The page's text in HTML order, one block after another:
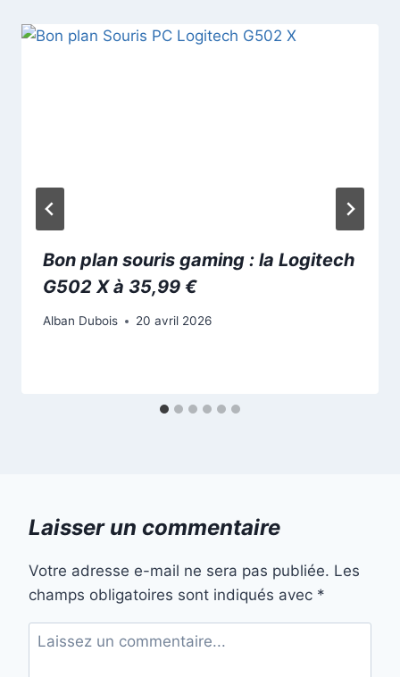
Bon plan souris gaming : la Logitech
G502 X à 35,99 €
Alban Dubois 20 avril 2026
Laisser un commentaire
Votre adresse e-mail ne sera pas publiée. Les
champs obligatoires sont indiqués avec *